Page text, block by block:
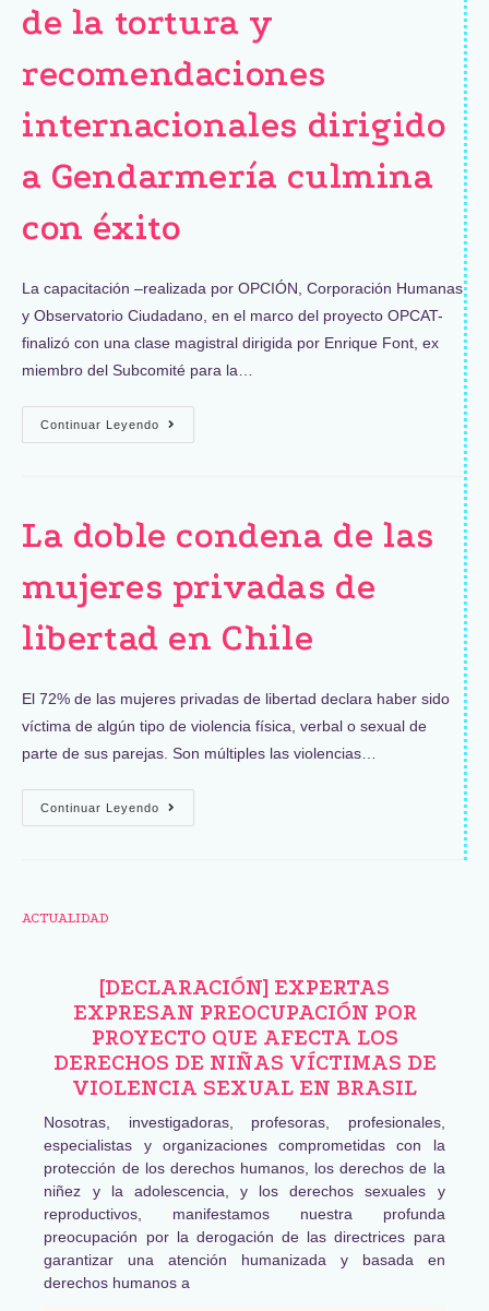
de la tortura y
recomendaciones
internacionales dirigido
a Gendarmería culmina
con éxito
La capacitación –realizada por OPCIÓN, Corporación Humanas
y Observatorio Ciudadano, en el marco del proyecto OPCAT-
finalizó con una clase magistral dirigida por Enrique Font, ex
miembro del Subcomité para la…
Continuar Leyendo
La doble condena de las
mujeres privadas de
libertad en Chile
El 72% de las mujeres privadas de libertad declara haber sido
víctima de algún tipo de violencia física, verbal o sexual de
parte de sus parejas. Son múltiples las violencias…
Continuar Leyendo
ACTUALIDAD
[DECLARACIÓN] EXPERTAS
EXPRESAN PREOCUPACIÓN POR
PROYECTO QUE AFECTA LOS
DERECHOS DE NIÑAS VÍCTIMAS DE
VIOLENCIA SEXUAL EN BRASIL
Nosotras, investigadoras, profesoras, profesionales,
especialistas y organizaciones comprometidas con la
protección de los derechos humanos, los derechos de la
niñez y la adolescencia, y los derechos sexuales y
reproductivos, manifestamos nuestra profunda
preocupación por la derogación de las directrices para
garantizar una atención humanizada y basada en
derechos humanos a